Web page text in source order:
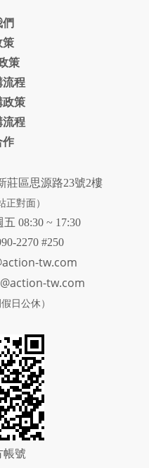
們
策
策
流程
策
程
作
莊區思源路23號2樓
正對面）
08:30 ~ 17:30
2270 #250
tw.com
tw.com
日公休）
帳號